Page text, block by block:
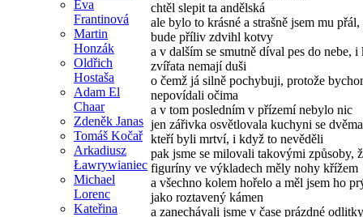
Eva
Frantinová
Martin
Honzák
Oldřich
Hostaša
Adam El
Chaar
Zdeněk Janas
Tomáš Kočař
Arkadiusz
Ławrywianiec
Michael
Lorenc
Kateřina
chtěl slepit ta andělská
ale bylo to krásné a strašně jsem mu přál,
bude příliv zdvihl kotvy
a v dalším se smutně díval pes do nebe,
zvířata nemají duši
o čemž já silně pochybuji, protože
nepovídali očima
a v tom posledním v přízemí nebylo nic
jen zářivka osvětlovala kuchyni se
kteří byli mrtví, i když to nevěděli
pak jsme se milovali takovými způsoby,
figuríny ve výkladech měly nohy křížem
a všechno kolem hořelo a měl jsem ho
jako roztavený kámen
a zanechávali jsme v čase prázdné